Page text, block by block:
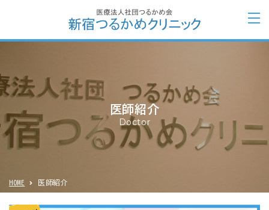
医師紹介
Doctor
HOME 医師紹介